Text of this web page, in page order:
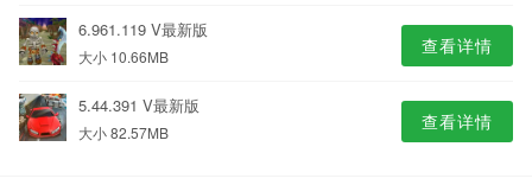
6.961.119 V最新版
大小 10.66MB 查看详情
5.44.391 V最新版
大小 82.57MB 查看详情